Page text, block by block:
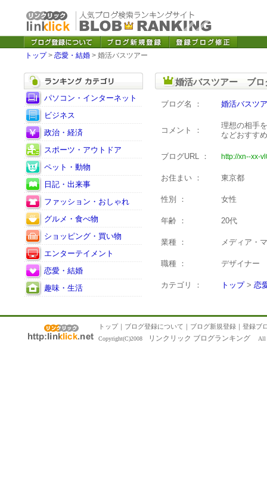
トップ> 恋愛・結婚 > 婚活バスツアー
パソコン・インターネット
ビジネス
政治・経済
スポーツ・アウトドア
ペット・動物
日記・出来事
ファッション・おしゃれ
グルメ・食べ物
ショッピング・買い物
エンターテイメント
恋愛・結婚
趣味・生活
婚活バスツアー ブロ
ブログ名 ： 婚活バスツ
コメント ：
理想の相手
などおすす
ブログURL ： http://xn--xx-
お住まい ： 東京都
性別 ： 女性
年齢 ： 20代
業種 ： メディア・
職種 ： デザイナー
カテゴリ ： トップ> 恋
トップ｜ ブログ登録について ｜ ブログ新規登録 ｜ 登録ブ
Copyright(C)2008 リンクリック ブログランキング All